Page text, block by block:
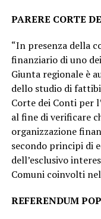
PARERE CORTE
“In presenza della
finanziario di uno
Giunta regionale è
dello studio di
Corte dei Conti per
al fine di verificare
organizzazione
secondo principi di
dell’esclusivo
Comuni coinvolti
REFERENDUM